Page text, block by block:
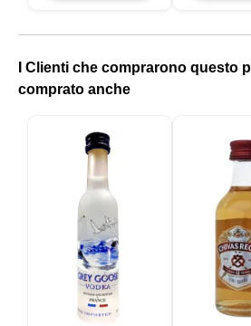
I Clienti che comprarono questo
comprato anche